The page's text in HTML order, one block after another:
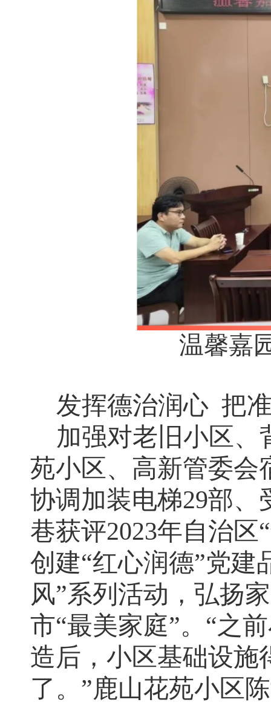
温馨嘉
发挥德治润心 把
加强对老旧小区、
苑小区、高新管委会
协调加装电梯29部、
巷获评2023年自治区
创建“红心润德”党建
风”系列活动，弘扬
市“最美家庭”。“之
造后，小区基础设施
了。”鹿山花苑小区